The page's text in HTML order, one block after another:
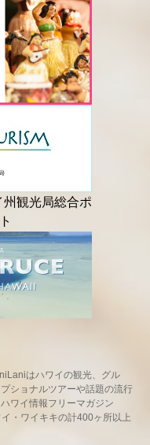
はハワイの観光、グル
ショナルツアーや話題の流行
ワイ情報フリーマガジン
・ワイキキの計400ヶ所以上